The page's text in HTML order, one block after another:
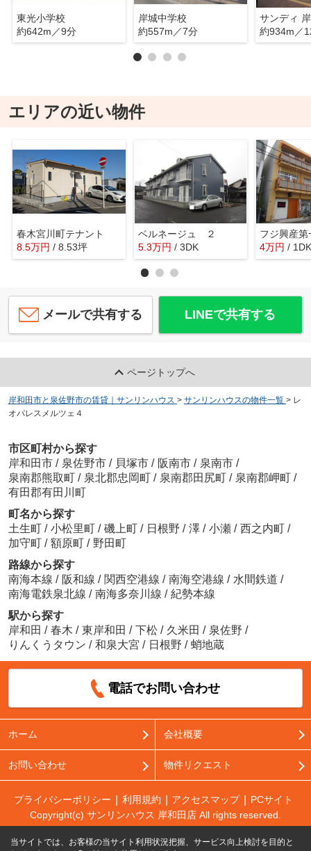
東光小学校
約642m／9分
岸城中学校
約557m／7分
サンディ
約934m／
エリアの近い物件
春木宮川町テナント
8.5万円 / 8.53坪
ベルネージュ ２
5.3万円 / 3DK
フジ興産第
4万円 / 1DK
メールで共有する LINEで共有する
ページトップへ
岸和田市と泉佐野市の賃貸｜サンリンハウス > サンリンハウスの物件一覧 > レ
オパレスメルツェ４
市区町村から探す
岸和田市 / 泉佐野市 / 貝塚市 / 阪南市 / 泉南市 /
泉南郡熊取町 / 泉北郡忠岡町 / 泉南郡田尻町 / 泉南郡岬町 /
有田郡有田川町
町名から探す
土生町 / 小松里町 / 磯上町 / 日根野 / 澤 / 小瀬 / 西之内町 /
加守町 / 額原町 / 野田町
路線から探す
南海本線 / 阪和線 / 関西空港線 / 南海空港線 / 水間鉄道 /
南海電鉄泉北線 / 南海多奈川線 / 紀勢本線
駅から探す
岸和田 / 春木 / 東岸和田 / 下松 / 久米田 / 泉佐野 /
りんくうタウン / 和泉大宮 / 日根野 / 蛸地蔵
電話でお問い合わせ
ホーム 会社概要
お問い合わせ 物件リクエスト
プライバシーポリシー 利用規約 アクセスマップ
PCサイト
Copyright(c) サンリンハウス 岸和田店 All rights reserved.
当サイトでは、お客様の当サイト利用状況把握、サービス向上検討を目的と